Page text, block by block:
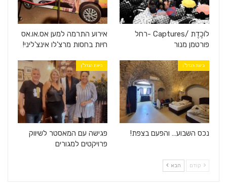
לוֹכֶדֶת /Captures -רחל
פורטמן מנור
אירוע התרמה למען אס.או.אס
חיות בחסות מרצ'לו אינצ'ליני!
ביצת הנדל"ן
נכס השבוע… והפעם בצפת!
ביצת הנדל"ן
פגישה עם המאסטר לשיווק
פרויקטים למגורים
קודם הבא